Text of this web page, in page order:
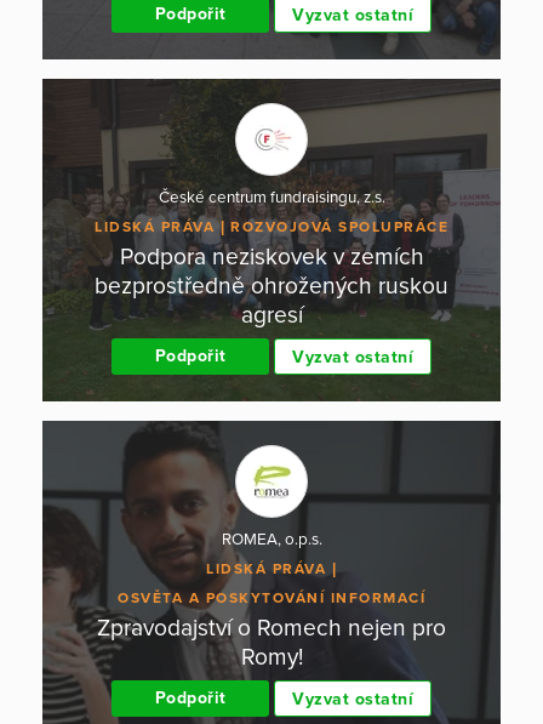
Podpořit Vyzvat ostatní
České centrum fundraisingu, z.s.
LIDSKÁ PRÁVA ROZVOJOVÁ SPOLUPRÁCE
Podpora neziskovek v zemích
bezprostředně ohrožených ruskou
agresí
Podpořit Vyzvat ostatní
ROMEA, o.p.s.
LIDSKÁ PRÁVA
OSVĚTA A POSKYTOVÁNÍ INFORMACÍ
Zpravodajství o Romech nejen pro
Romy!
Podpořit Vyzvat ostatní